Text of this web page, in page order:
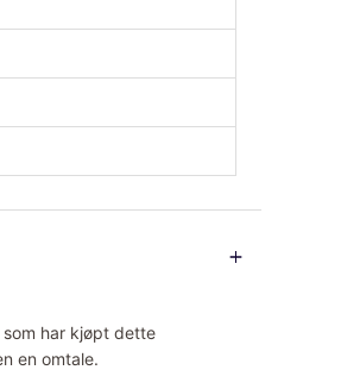
har kjøpt dette
en omtale.